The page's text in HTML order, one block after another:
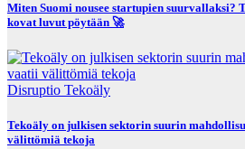
Miten Suomi nousee startupien suurvallaksi?
kovat luvut pöytään 🚀
Disruptio Tekoäly
Tekoäly on julkisen sektorin suurin
välittömiä tekoja